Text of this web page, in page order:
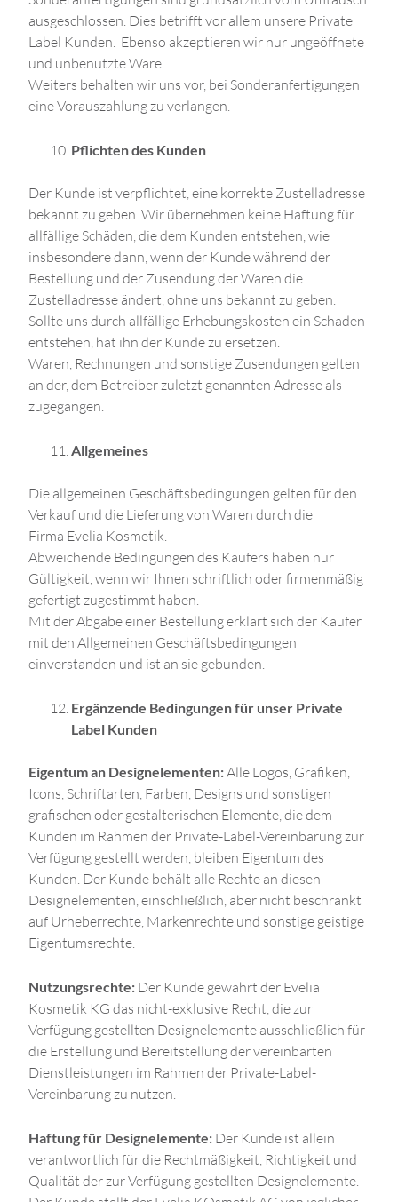
ausgeschlossen. Dies betrifft vor allem unsere Private
Label Kunden. Ebenso akzeptieren wir nur ungeöffnete
und unbenutzte Ware.
Weiters behalten wir uns vor, bei Sonderanfertigungen
eine Vorauszahlung zu verlangen.
Pflichten des Kunden
Der Kunde ist verpflichtet, eine korrekte Zustelladresse
bekannt zu geben. Wir übernehmen keine Haftung für
allfällige Schäden, die dem Kunden entstehen, wie
insbesondere dann, wenn der Kunde während der
Bestellung und der Zusendung der Waren die
Zustelladresse ändert, ohne uns bekannt zu geben.
Sollte uns durch allfällige Erhebungskosten ein Schaden
entstehen, hat ihn der Kunde zu ersetzen.
Waren, Rechnungen und sonstige Zusendungen gelten
an der, dem Betreiber zuletzt genannten Adresse als
zugegangen.
Allgemeines
Die allgemeinen Geschäftsbedingungen gelten für den
Verkauf und die Lieferung von Waren durch die
Firma Evelia Kosmetik.
Abweichende Bedingungen des Käufers haben nur
Gültigkeit, wenn wir Ihnen schriftlich oder firmenmäßig
gefertigt zugestimmt haben.
Mit der Abgabe einer Bestellung erklärt sich der Käufer
mit den Allgemeinen Geschäftsbedingungen
einverstanden und ist an sie gebunden.
Ergänzende Bedingungen für unser Private
Label Kunden
Eigentum an Designelementen:Alle Logos, Grafiken,
Icons, Schriftarten, Farben, Designs und sonstigen
grafischen oder gestalterischen Elemente, die dem
Kunden im Rahmen der Private-Label-Vereinbarung zur
Verfügung gestellt werden, bleiben Eigentum des
Kunden. Der Kunde behält alle Rechte an diesen
Designelementen, einschließlich, aber nicht beschränkt
auf Urheberrechte, Markenrechte und sonstige geistige
Eigentumsrechte.
Nutzungsrechte: Der Kunde gewährt der Evelia
Kosmetik KG das nicht-exklusive Recht, die zur
Verfügung gestellten Designelemente ausschließlich für
die Erstellung und Bereitstellung der vereinbarten
Dienstleistungen im Rahmen der Private-Label-
Vereinbarung zu nutzen.
Haftung für Designelemente: Der Kunde ist allein
verantwortlich für die Rechtmäßigkeit, Richtigkeit und
Qualität der zur Verfügung gestellten Designelemente.